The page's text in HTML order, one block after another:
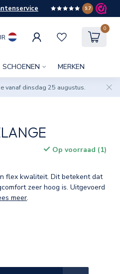
9.7
0
SCHOENEN MERKEN
vanaf dinsdag 25 augustus.
Op voorraad (1)
flex kwaliteit. Dit betekent dat
zeer hoog is. Uitgevoerd
meer.